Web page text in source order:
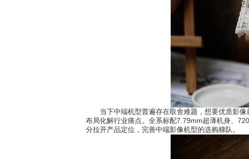
当下中端机型普遍存在取舍难题，想要优质影像
布局化解行业痛点。全系标配7.79mm超薄机身、
分拉开产品定位，完善中端影像机型的选购梯队。